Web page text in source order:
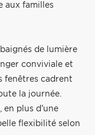
aux familles
de lumière
conviviale et
fenêtres cadrent
la journée.
en plus d'une
flexibilité selon